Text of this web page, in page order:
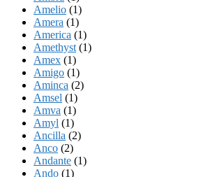
Amelio (1)
Amera (1)
America (1)
Amethyst (1)
Amex (1)
Amigo (1)
Aminca (2)
Amsel (1)
Amva (1)
Amyl (1)
Ancilla (2)
Anco (2)
Andante (1)
Ando (1)